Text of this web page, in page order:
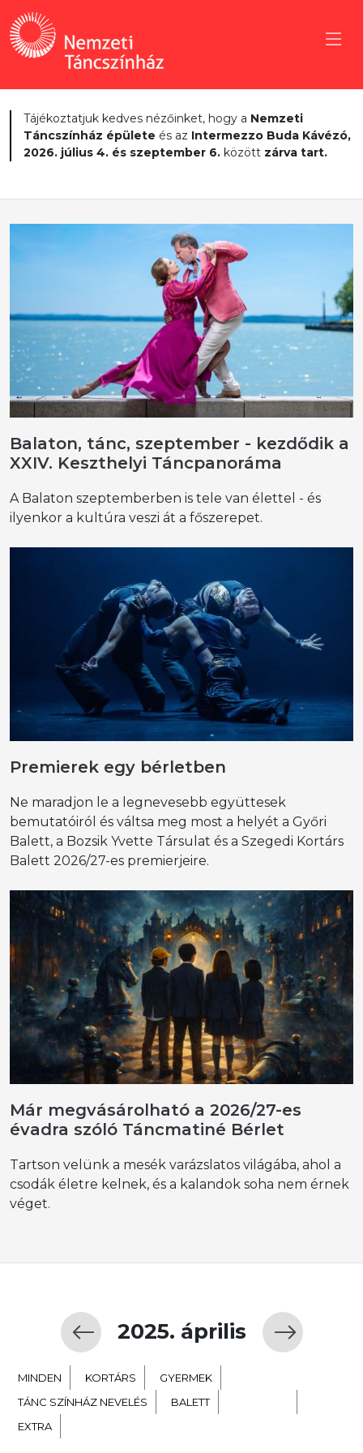
Tájékoztatjuk kedves nézőinket, hogy a Nemzeti
Táncszínház épülete és az Intermezzo Buda Kávézó,
2026. július 4. és szeptember 6. között zárva tart.
Balaton, tánc, szeptember - kezdődik a
XXIV. Keszthelyi Táncpanoráma
A Balaton szeptemberben is tele van élettel - és
ilyenkor a kultúra veszi át a főszerepet.
Premierek egy bérletben
Ne maradjon le a legnevesebb együttesek
bemutatóiról és váltsa meg most a helyét a Győri
Balett, a Bozsik Yvette Társulat és a Szegedi Kortárs
Balett 2026/27-es premierjeire.
Már megvásárolható a 2026/27-es
évadra szóló Táncmatiné Bérlet
Tartson velünk a mesék varázslatos világába, ahol a
csodák életre kelnek, és a kalandok soha nem érnek
véget.
2025. április
MINDEN KORTÁRS
GYERMEK
TÁNC SZÍNHÁZ NEVELÉS
BALETT
EXTRA